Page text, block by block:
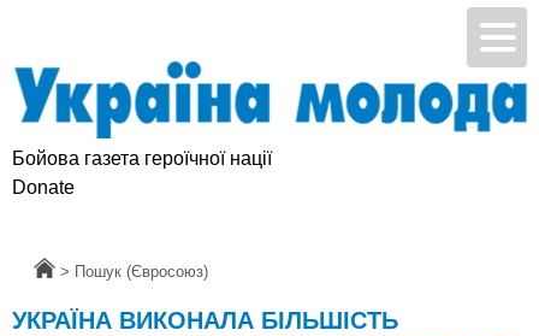
Бойова газета героїчної нації
Donate
Головна
> Пошук (Євросоюз)
УКРАЇНА ВИКОНАЛА БІЛЬШІСТЬ